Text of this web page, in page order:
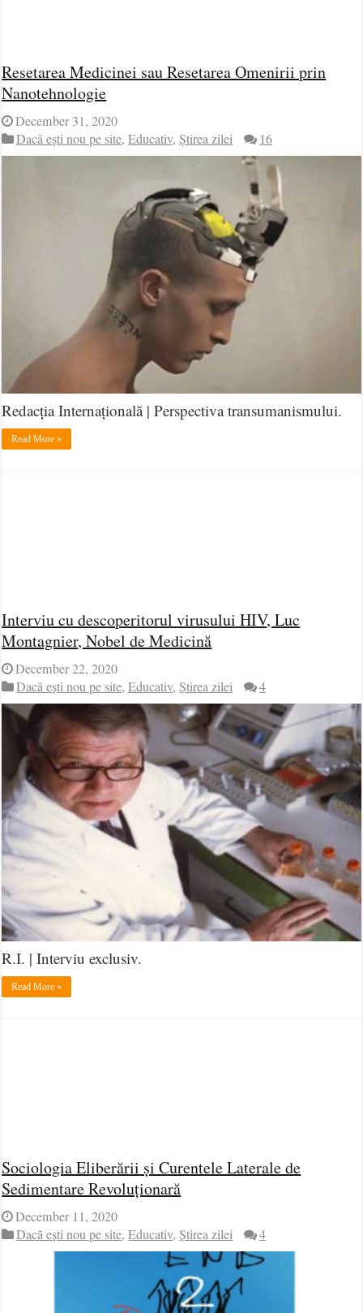
Resetarea Medicinei sau Resetarea Omenirii prin
Nanotehnologie
December 31, 2020
Dacă ești nou pe site,Educativ,Știrea zilei 16
Redacția Internațională | Perspectiva transumanismului.
Read More »
Interviu cu descoperitorul virusului HIV, Luc
Montagnier, Nobel de Medicină
December 22, 2020
Dacă ești nou pe site,Educativ,Știrea zilei 4
R.I. | Interviu exclusiv.
Read More »
Sociologia Eliberării și Curentele Laterale de
Sedimentare Revoluționară
December 11, 2020
Dacă ești nou pe site,Educativ,Știrea zilei 4